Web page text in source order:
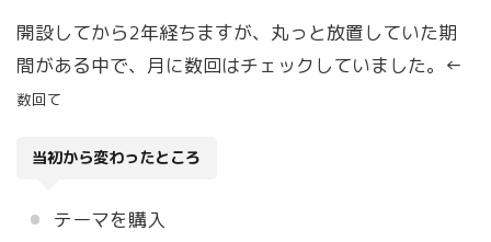
開設してから2年経ちますが、丸っと放置していた期
間がある中で、月に数回はチェックしていました。←
数回て
当初から変わったところ
テーマを購入